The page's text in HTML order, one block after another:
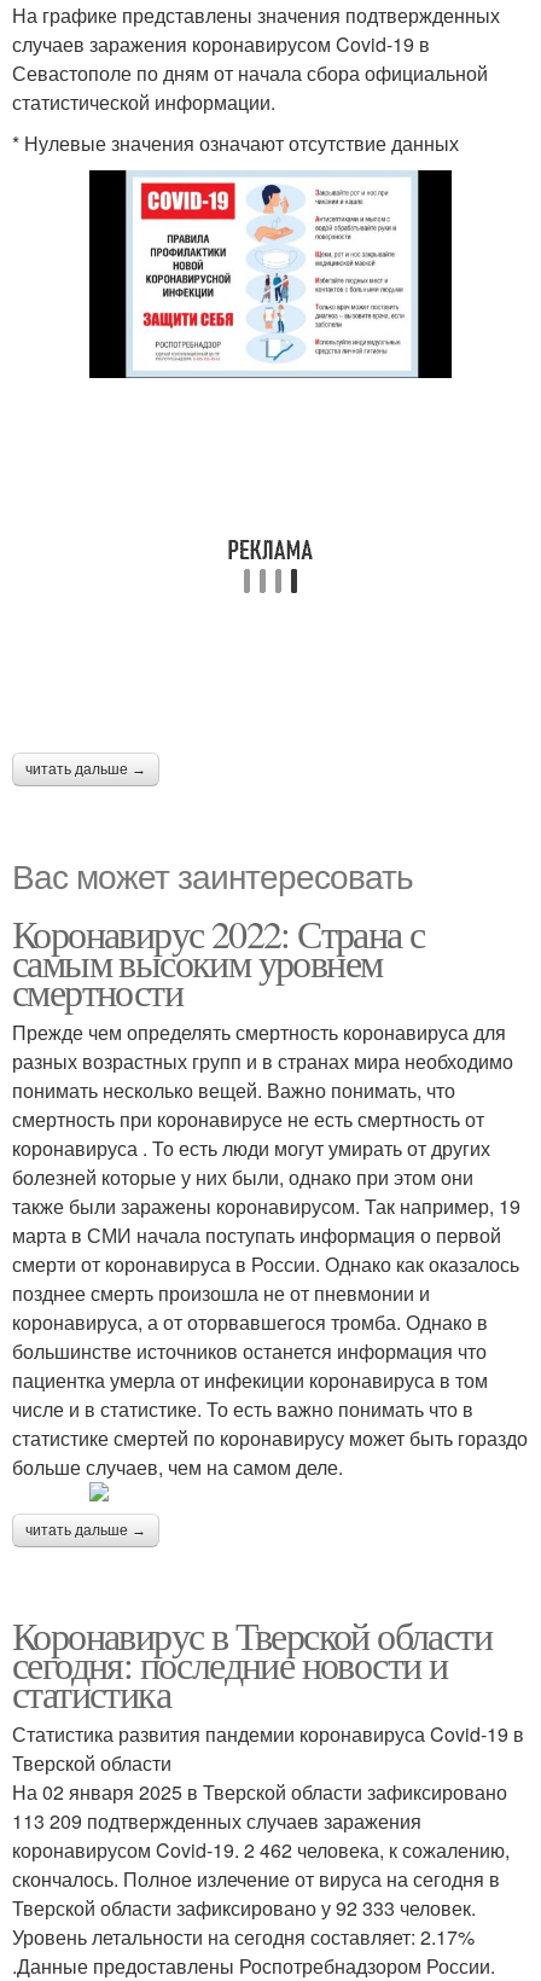
На графике представлены значения подтвержденных
случаев заражения коронавирусом Covid-19 в
Севастополе по дням от начала сбора официальной
статистической информации.
* Нулевые значения означают отсутствие данных
читать дальше →
Вас может заинтересовать
Коронавирус 2022: Страна с
самым высоким уровнем
смертности
Прежде чем определять смертность коронавируса для
разных возрастных групп и в странах мира необходимо
понимать несколько вещей. Важно понимать, что
смертность при коронавирусе не есть смертность от
коронавируса . То есть люди могут умирать от других
болезней которые у них были, однако при этом они
также были заражены коронавирусом. Так например, 19
марта в СМИ начала поступать информация о первой
смерти от коронавируса в России. Однако как оказалось
позднее смерть произошла не от пневмонии и
коронавируса, а от оторвавшегося тромба. Однако в
большинстве источников останется информация что
пациентка умерла от инфекиции коронавируса в том
числе и в статистике. То есть важно понимать что в
статистике смертей по коронавирусу может быть гораздо
больше случаев, чем на самом деле.
читать дальше →
Коронавирус в Тверской области
сегодня: последние новости и
статистика
Статистика развития пандемии коронавируса Covid-19 в
Тверской области
На 02 января 2025 в Тверской области зафиксировано
113 209 подтвержденных случаев заражения
коронавирусом Covid-19. 2 462 человека, к сожалению,
скончалось. Полное излечение от вируса на сегодня в
Тверской области зафиксировано у 92 333 человек.
Уровень летальности на сегодня составляет: 2.17%
.Данные предоставлены Роспотребнадзором России.